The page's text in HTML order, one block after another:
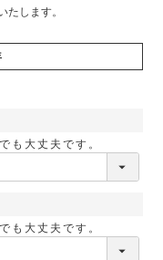
します。
も大丈夫です。
も大丈夫です。